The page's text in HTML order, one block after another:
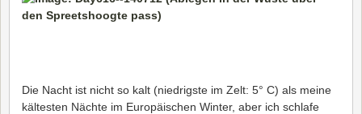
Die Nacht ist nicht so kalt (niedrigste im Zelt: 5° C) als meine
kältesten Nächte im Europäischen Winter, aber ich schlafe